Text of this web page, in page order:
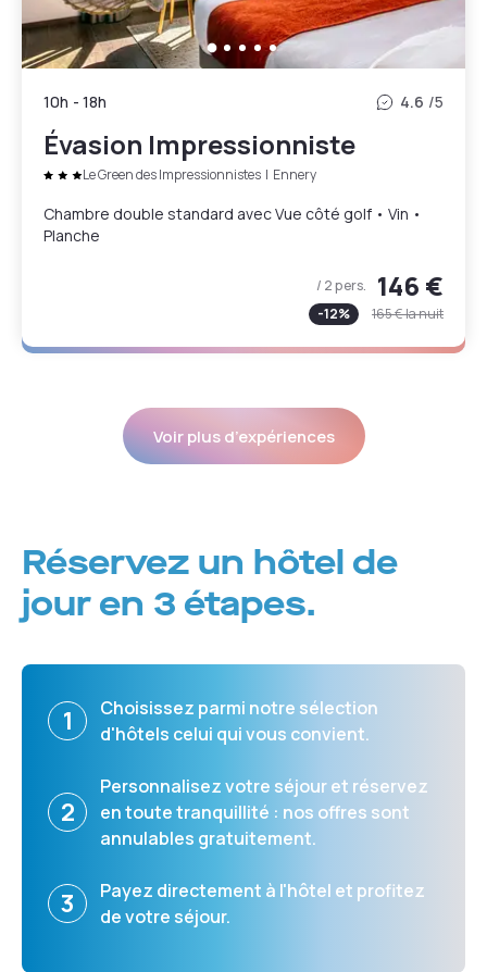
10h - 18h 4.6 /5
Évasion Impressionniste
Le Green des Impressionnistes | Ennery
Chambre double standard avec Vue côté golf • Vin •
Planche
/ 2 pers. 146 €
-12% 165 €la nuit
Voir plus d’expériences
1
Choisissez parmi notre sélection
d'hôtels celui qui vous convient.
2
Personnalisez votre séjour et réservez
en toute tranquillité : nos offres sont
annulables gratuitement.
3
Payez directement à l'hôtel et profitez
de votre séjour.
Réservez un hôtel de
jour en 3 étapes.